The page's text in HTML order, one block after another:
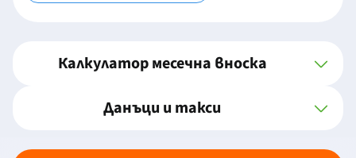
Калкулатор месечна вноска
Данъци и такси